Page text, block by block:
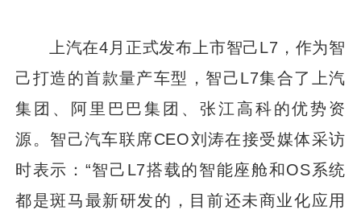
上汽在4月正式发布上市智己L7，作为智
己打造的首款量产车型，智己L7集合了上汽
集团、阿里巴巴集团、张江高科的优势资
源。智己汽车联席CEO刘涛在接受媒体采访
时表示：“智己L7搭载的智能座舱和OS系统
都是斑马最新研发的，目前还未商业化应用